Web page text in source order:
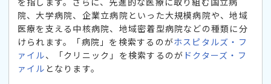
院、大学病院、企業立病院といった大規模病院や、地域
医療を支える中核病院、地域密着型病院などの種類に分
けられます。「病院」を検索するのがホスピタルズ・フ
ァイル、「クリニック」を検索するのが ドクターズ・フ
ァイル となります。